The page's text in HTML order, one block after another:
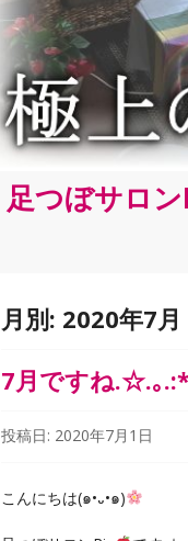
足つぼサロ
月別: 2020年7月
7月ですね.☆.｡
投稿日: 2020年7月1日
こんにちは(๑•᎑•๑)